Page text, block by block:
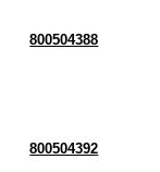
800504388
800504392